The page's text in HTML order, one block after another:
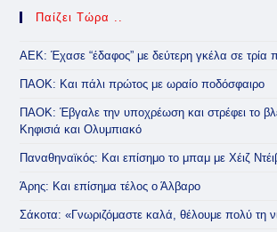
Παίζει Τώρα ..
ΑΕΚ: Έχασε “έδαφος” με δεύτερη γκέλα σε τρία
ΠΑΟΚ: Και πάλι πρώτος με ωραίο ποδόσφαιρο
ΠΑΟΚ: Έβγαλε την υποχρέωση και στρέφει το
Κηφισιά και Ολυμπιακό
Παναθηναϊκός: Και επίσημο το μπαμ με Χέιζ
Άρης: Και επίσημα τέλος ο Άλβαρο
Σάκοτα: «Γνωριζόμαστε καλά, θέλουμε πολύ τη